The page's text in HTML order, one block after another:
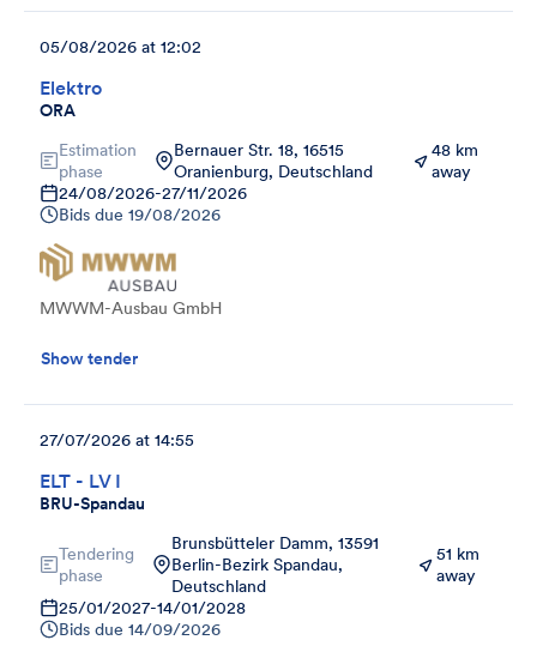
Elektro
ORA
05/08/2026 at 12:02
Estimation
phase
Bernauer Str. 18, 16515
Oranienburg, Deutschland
48 km
away
24/08/2026-27/11/2026
Bids due 19/08/2026
MWWM-Ausbau GmbH
Show tender
ELT - LV I
BRU-Spandau
27/07/2026 at 14:55
Tendering
phase
Brunsbütteler Damm, 13591
Berlin-Bezirk Spandau,
Deutschland
51 km
away
25/01/2027-14/01/2028
Bids due 14/09/2026